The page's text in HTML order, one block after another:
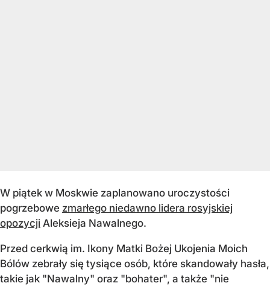
W piątek w Moskwie zaplanowano uroczystości
pogrzebowe zmarłego niedawno lidera rosyjskiej
opozycji Aleksieja Nawalnego.
Przed cerkwią im. Ikony Matki Bożej Ukojenia Moich
Bólów zebrały się tysiące osób, które skandowały hasła,
takie jak "Nawalny" oraz "bohater", a także "nie